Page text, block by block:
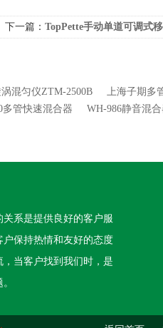
下一篇： TopPette手动单道可调式
混匀仪ZTM-2500B 上海子期多
多管快速混合器 WH-986静音混合
系是提供良好的客户服
保持热情和友好的态度
当客户找到我们时，是